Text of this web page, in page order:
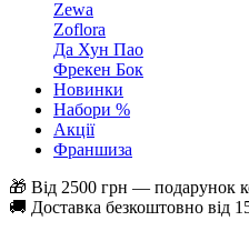
Zewa
Zoflora
Да Хун Пао
Фрекен Бок
Новинки
Набори %
Акції
Франшиза
🎁 Від 2500 грн — подарунок
🚚 Доставка безкоштовно від